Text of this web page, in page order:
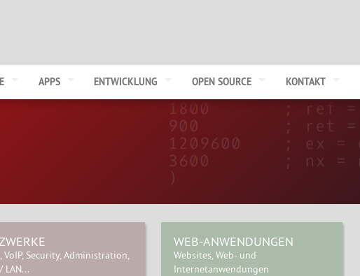
APPS ENTWICKLUNG OPEN SOURCE KONTAKT
VoIP, Security, Administration,
LAN...
WEB-ANWENDUNGEN
Websites, Web- und
Internetanwendungen